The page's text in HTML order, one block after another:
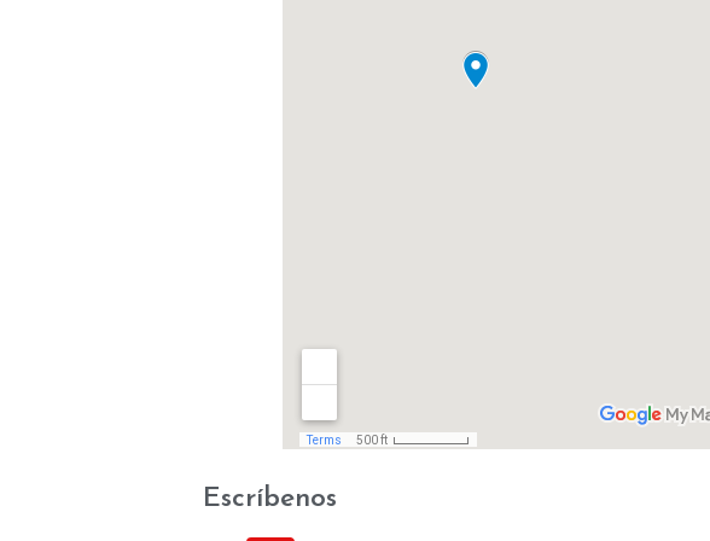
Escríbenos